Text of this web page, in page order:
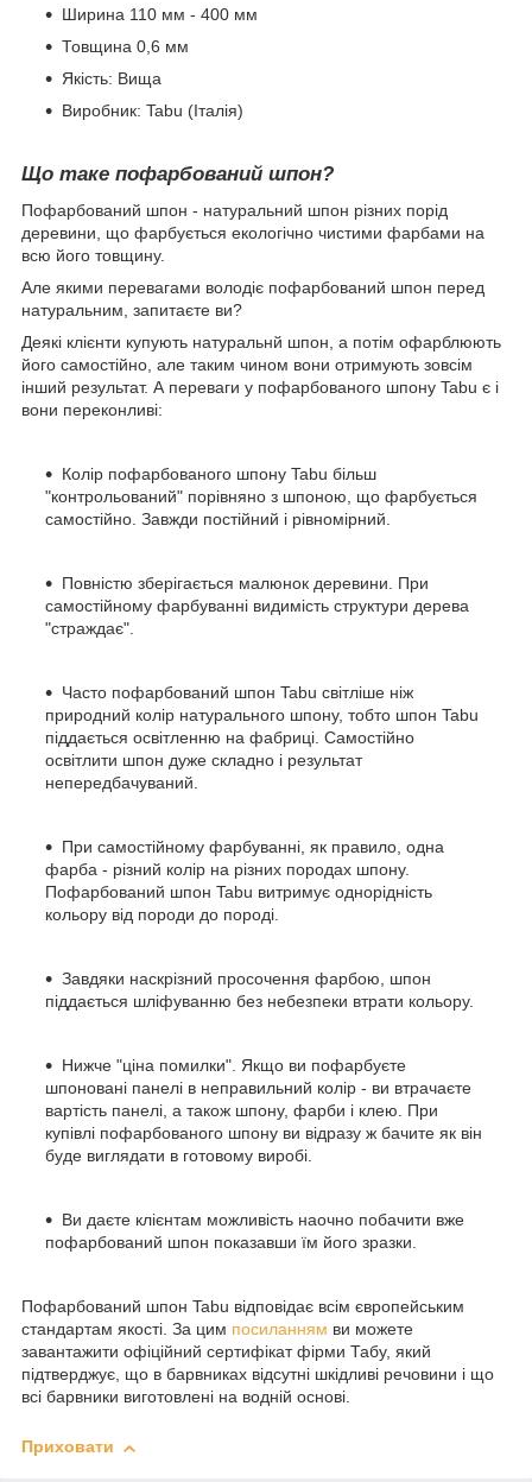
Ширина 110 мм - 400 мм
Товщина 0,6 мм
Якість: Вища
Виробник: Tabu (Італія)
Що таке пофарбований шпон?
Пофарбований шпон - натуральний шпон різних порід
деревини, що фарбується екологічно чистими фарбами на
всю його товщину.
Але якими перевагами володіє пофарбований шпон перед
натуральним, запитаєте ви?
Деякі клієнти купують натуральнй шпон, а потім офарблюють
його самостійно, але таким чином вони отримують зовсім
інший результат. А переваги у пофарбованого шпону Tabu є і
вони переконливі:
Колір пофарбованого шпону Tabu більш
"контрольований" порівняно з шпоною, що фарбується
самостійно. Завжди постійний і рівномірний.
Повністю зберігається малюнок деревини. При
самостійному фарбуванні видимість структури дерева
"страждає".
Часто пофарбований шпон Tabu світліше ніж
природний колір натурального шпону, тобто шпон Tabu
піддається освітленню на фабриці. Самостійно
освітлити шпон дуже складно і результат
непередбачуваний.
При самостійному фарбуванні, як правило, одна
фарба - різний колір на різних породах шпону.
Пофарбований шпон Tabu витримує однорідність
кольору від породи до породі.
Завдяки наскрізний просочення фарбою, шпон
піддається шліфуванню без небезпеки втрати кольору.
Нижче "ціна помилки". Якщо ви пофарбуєте
шпоновані панелі в неправильний колір - ви втрачаєте
вартість панелі, а також шпону, фарби і клею. При
купівлі пофарбованого шпону ви відразу ж бачите як він
буде виглядати в готовому виробі.
Ви даєте клієнтам можливість наочно побачити вже
пофарбований шпон показавши їм його зразки.
Пофарбований шпон Tabu відповідає всім європейським
стандартам якості. За цим посиланням ви можете
завантажити офіційний сертифікат фірми Табу, який
підтверджує, що в барвниках відсутні шкідливі речовини і що
всі барвники виготовлені на водній основі.
Приховати